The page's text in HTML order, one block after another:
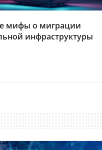
мифы о миграции
инфраструктуры